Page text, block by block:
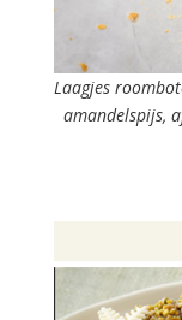
Laagjes
amandelspijs,